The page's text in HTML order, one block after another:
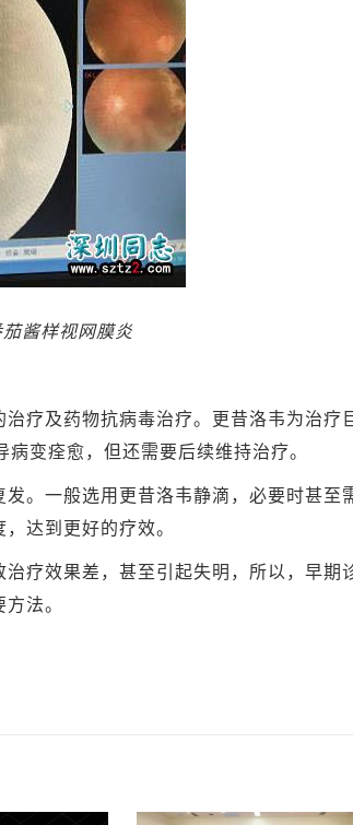
酱样视网膜炎
疗及药物抗病毒治疗。更昔洛韦为治疗
变痊愈，但还需要后续维持治疗。
一般选用更昔洛韦静滴，必要时甚至
达到更好的疗效。
效果差，甚至引起失明，所以，早期诊
法。